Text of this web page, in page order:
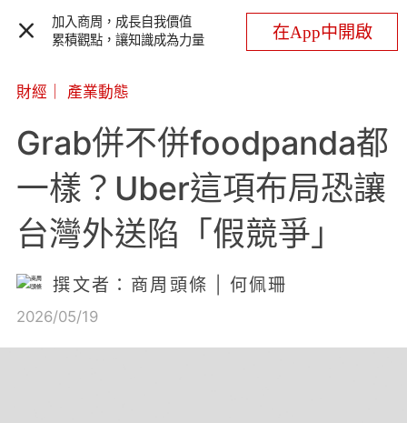
加入商周，成長自我價值
累積觀點，讓知識成為力量
在App中開啟
財經 產業動態
Grab併不併foodpanda都
一樣？Uber這項布局恐讓
台灣外送陷「假競爭」
撰文者：商周頭條 | 何佩珊
2026/05/19